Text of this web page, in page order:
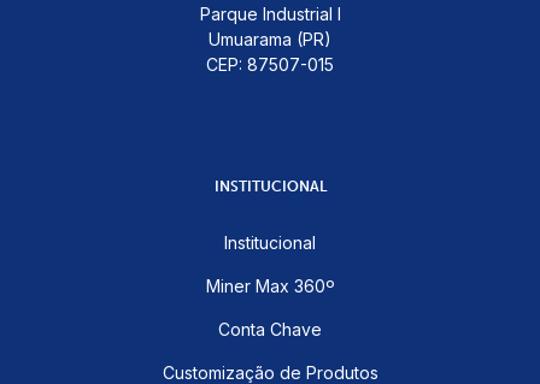
Parque Industrial I
Umuarama (PR)
CEP: 87507-015
INSTITUCIONAL
Institucional
Miner Max 360º
Conta Chave
Customização de Produtos